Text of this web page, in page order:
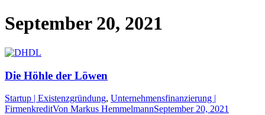
September 20, 2021
Die Höhle der Löwen
Startup | Existenzgründung, Unternehmensfinanzierung |
FirmenkreditVon Markus HemmelmannSeptember 20, 2021